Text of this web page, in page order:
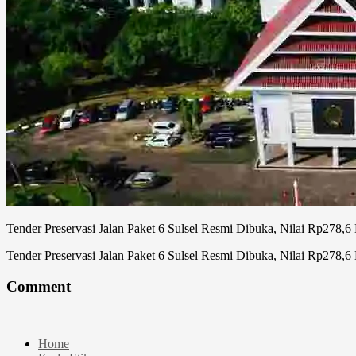
Tender Preservasi Jalan Paket 6 Sulsel Resmi Dibuka, Nilai Rp278,6
Tender Preservasi Jalan Paket 6 Sulsel Resmi Dibuka, Nilai Rp278,6
Comment
Home